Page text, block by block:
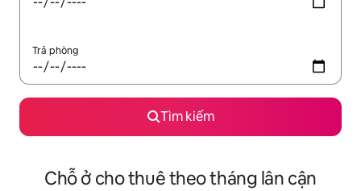
Trả phòng
Tìm kiếm
Chỗ ở cho thuê theo tháng lân cận